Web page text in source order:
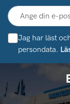
Jag har läst
persondata.